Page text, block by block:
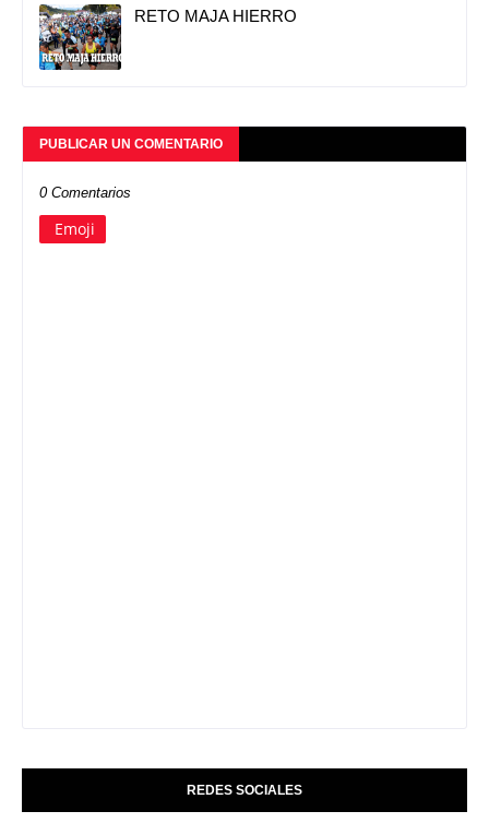
RETO MAJA HIERRO
PUBLICAR UN COMENTARIO
0 Comentarios
Emoji
REDES SOCIALES